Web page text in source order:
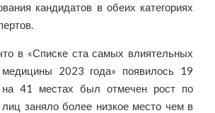
кандидатов в обеих категориях
в «Списке ста самых влиятельных
2023 года» появилось 19
41 местах был отмечен рост по
лиц заняло более низкое место чем в